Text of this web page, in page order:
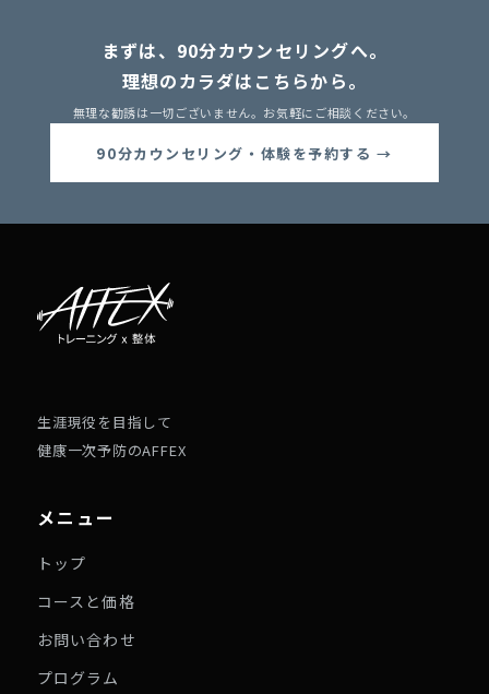
まずは、90分カウンセリングへ。
理想のカラダはこちらから。
無理な勧誘は一切ございません。お気軽にご相談ください。
90分カウンセリング・体験を予約する →
生涯現役を目指して
健康一次予防のAFFEX
メニュー
トップ
コースと価格
お問い合わせ
プログラム